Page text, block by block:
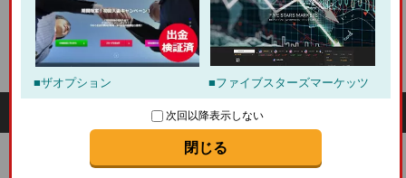
ザオプション ファイブスターズマーケッツ
次回以降表示しない
閉じる
24オプションの新しい短期取引「30秒バイナリ
ー」
ハイローオーストラリア
30セカンドを導入した24オプション
この度24オプションに新しく導入された取引ルール30秒バイナ